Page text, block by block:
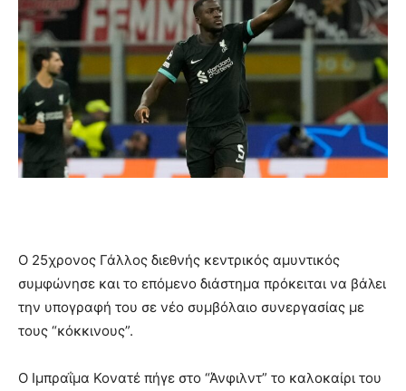
Ο 25χρονος Γάλλος διεθνής κεντρικός αμυντικός
συμφώνησε και το επόμενο διάστημα πρόκειται να βάλει
την υπογραφή του σε νέο συμβόλαιο συνεργασίας με
τους “κόκκινους”.
Ο Ιμπραΐμα Κονατέ πήγε στο “Άνφιλντ” το καλοκαίρι του